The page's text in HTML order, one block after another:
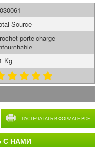
РАСПЕЧАТАТЬ В ФОРМАТЕ PDF
Source
porte charge
Kg
С НАМИ